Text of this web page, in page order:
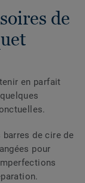
de
en parfait
de cire de
pour